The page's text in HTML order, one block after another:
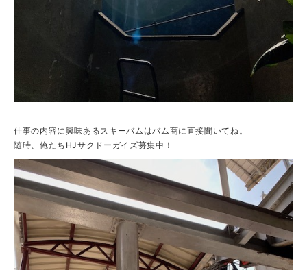
仕事の内容に興味あるスキーバムはバム商に直接聞いてね。
随時、俺たちHJサクドーガイズ募集中！